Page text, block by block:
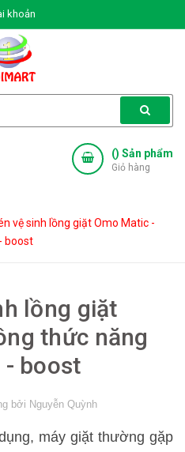
khoản
() Sản phẩm
Giỏ hàng
vệ sinh lồng giặt Omo Matic -
boost
lồng giặt
thức năng
- boost
bởi Nguyễn Quỳnh
máy giặt thường gặp